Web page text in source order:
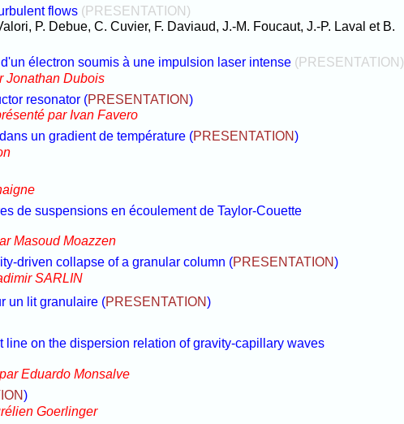
flows (PRESENTATION)
P. Debue, C. Cuvier, F. Daviaud, J.-M. Foucaut, J.-P. Laval et B.
électron soumis à une impulsion laser intense (PRESENTATION)
Jonathan Dubois
resonator (PRESENTATION)
par Ivan Favero
un gradient de température (PRESENTATION)
de suspensions en écoulement de Taylor-Couette
Masoud Moazzen
driven collapse of a granular column (PRESENTATION)
SARLIN
un lit granulaire (PRESENTATION)
on the dispersion relation of gravity-capillary waves
Eduardo Monsalve
)
Goerlinger